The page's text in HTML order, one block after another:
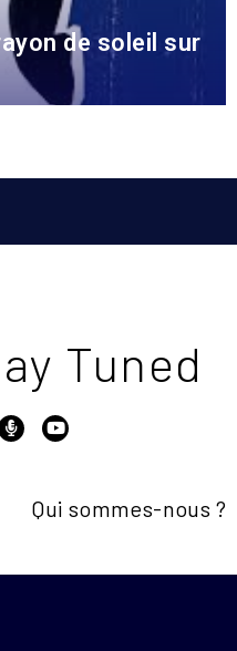
de soleil sur
Tuned
Qui sommes-nous ?